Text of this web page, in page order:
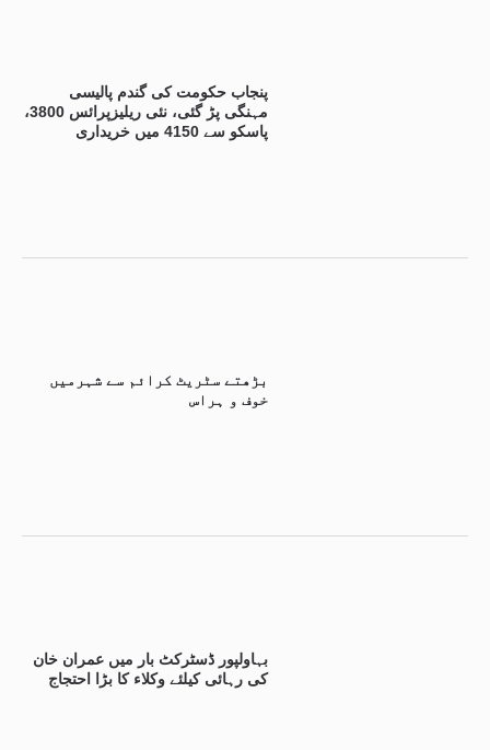
پنجاب حکومت کی گندم پالیسی
مہنگی پڑ گئی، نئی ریلیزپرائس 3800،
پاسکو سے 4150 میں خریداری
بڑھتے سٹریٹ کرائم سے شہرمیں
خوف و ہراس
بہاولپور ڈسٹرکٹ بار میں عمران خان
کی رہائی کیلئے وکلاء کا بڑا احتجاج